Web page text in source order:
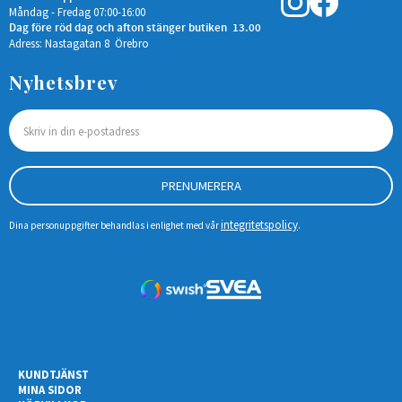
Måndag - Fredag 07:00-16:00
Dag före röd dag och afton stänger butiken 13.00
Adress: Nastagatan 8 Örebro
Nyhetsbrev
PRENUMERERA
Dina personuppgifter behandlas i enlighet med vårintegritetspolicy.
KUNDTJÄNST
MINA SIDOR